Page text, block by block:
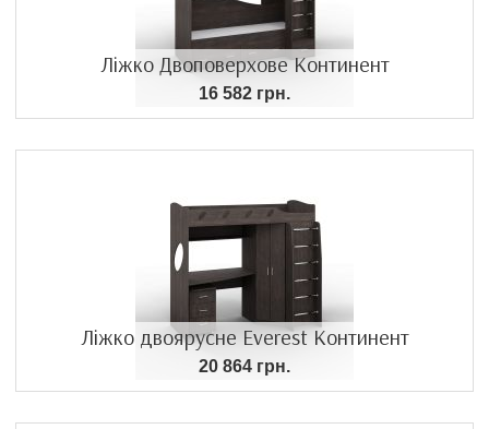
Ліжко Двоповерхове Континент
16 582 грн.
Ліжко двоярусне Everest Континент
20 864 грн.